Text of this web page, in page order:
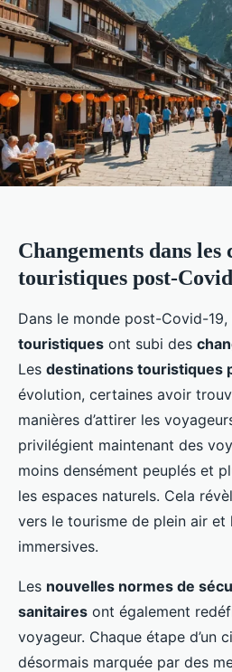
Changements dans
touristiques post-
Dans le monde post-Covid-19,
touristiques ont subi des
Les destinations touristiques
évolution, certaines avoir
manières d’attirer les
privilégient maintenant des
moins densément peuplés et
les espaces naturels. Cela
vers le tourisme de plein air et
immersives.
Les nouvelles normes de
sanitaires ont également
voyageur. Chaque étape d’un
désormais marquée par des